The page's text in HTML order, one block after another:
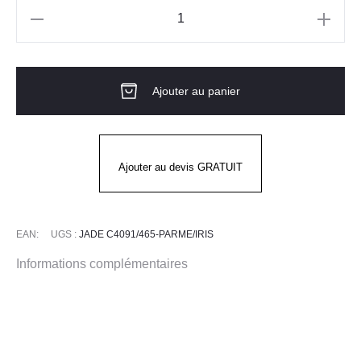
SM
Ajouter au panier
Ajouter au devis GRATUIT
EAN: UGS : JADE C4091/465-PARME/IRIS
Informations complémentaires